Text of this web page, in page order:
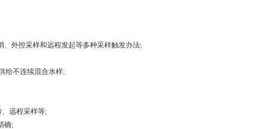
外控采样和远程发起等多种采样触发办法;
给不连续混合水样;
远程采样等;
确;